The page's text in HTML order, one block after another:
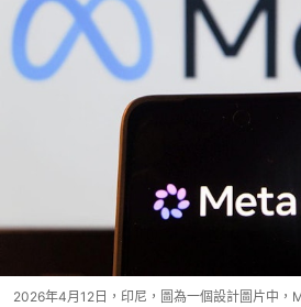
2026年4月12日，印尼，圖為一個設計圖片中，